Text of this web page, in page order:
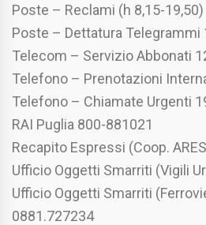
Poste – Reclami (h 8,15-
Poste – Dettatura Telegrammi
Telecom – Servizio Abbonati
Telefono – Prenotazioni
Telefono – Chiamate Urgenti
RAI Puglia 800-881021
Recapito Espressi (Coop.
Ufficio Oggetti Smarriti (Vigili
Ufficio Oggetti Smarriti
0881.727234